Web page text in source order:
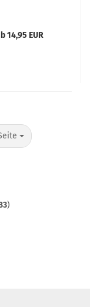
14,95 EUR
)